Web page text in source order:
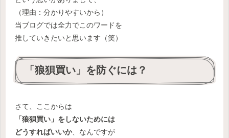
（理由：分かりやすいから）
当ブログでは全力でこのワードを
推していきたいと思います（笑）
「狼狽買い」を防ぐには？
さて、ここからは
「狼狽買い」をしないためには
どうすればいいか、なんですが